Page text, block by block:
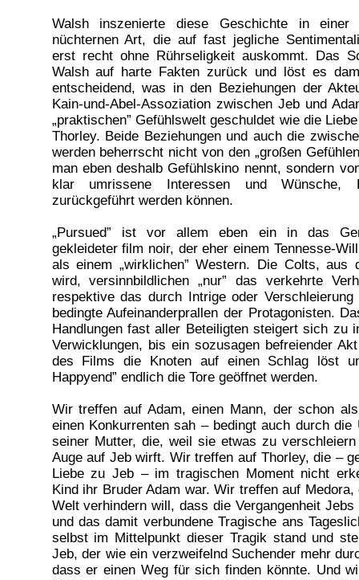
Walsh inszenierte diese Geschichte in
nüchternen Art, die auf fast jegliche
erst recht ohne Rührseligkeit auskommt. Das
Walsh auf harte Fakten zurück und löst es
entscheidend, was in den Beziehungen der
Kain-und-Abel-Assoziation zwischen Jeb und
„praktischen” Gefühlswelt geschuldet wie die
Thorley. Beide Beziehungen und auch die
werden beherrscht nicht von den „großen
man eben deshalb Gefühlskino nennt, sondern
klar umrissene Interessen und Wünsche,
zurückgeführt werden können.
„Pursued” ist vor allem eben ein in das
gekleideter film noir, der eher einem Tennesse-
als einem „wirklichen” Western. Die Colts, aus
wird, versinnbildlichen „nur” das verkehrte
respektive das durch Intrige oder Verschleierung
bedingte Aufeinanderprallen der Protagonisten.
Handlungen fast aller Beteiligten steigert sich zu
Verwicklungen, bis ein sozusagen befreiender
des Films die Knoten auf einen Schlag löst
Happyend” endlich die Tore geöffnet werden.
Wir treffen auf Adam, einen Mann, der schon
einen Konkurrenten sah – bedingt auch durch die
seiner Mutter, die, weil sie etwas zu
Auge auf Jeb wirft. Wir treffen auf Thorley, die –
Liebe zu Jeb – im tragischen Moment nicht
Kind ihr Bruder Adam war. Wir treffen auf
Welt verhindern will, dass die Vergangenheit
und das damit verbundene Tragische ans
selbst im Mittelpunkt dieser Tragik stand und
Jeb, der wie ein verzweifelnd Suchender mehr
dass er einen Weg für sich finden könnte. Und